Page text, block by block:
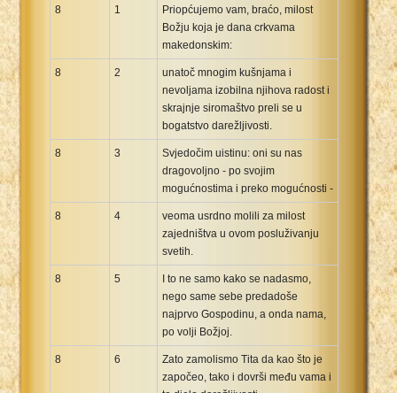
8 1
Priopćujemo vam, braćo, milost
Božju koja je dana crkvama
makedonskim:
8 2
unatoč mnogim kušnjama i
nevoljama izobilna njihova radost i
skrajnje siromaštvo preli se u
bogatstvo darežljivosti.
8 3
Svjedočim uistinu: oni su nas
dragovoljno - po svojim
mogućnostima i preko mogućnosti -
8 4
veoma usrdno molili za milost
zajedništva u ovom posluživanju
svetih.
8 5
I to ne samo kako se nadasmo,
nego same sebe predadoše
najprvo Gospodinu, a onda nama,
po volji Božjoj.
8 6
Zato zamolismo Tita da kao što je
započeo, tako i dovrši među vama i